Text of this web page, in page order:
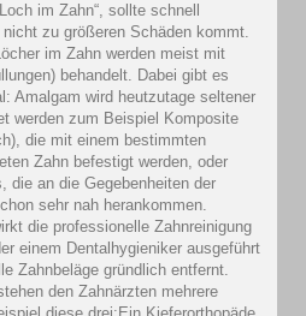
im Zahn“, sollte schnell
zu größeren Schäden kommt.
im Zahn werden meist mit
behandelt. Dabei gibt es
Amalgam wird heutzutage seltener
werden zum Beispiel Komposite
die mit einem bestimmten
Zahn befestigt werden, oder
die an die Gegebenheiten der
sehr nah herankommen.
die professionelle Zahnreinigung
einem Dentalhygieniker ausgeführt
Zahnbeläge gründlich entfernt.
den Zahnärzten mehrere